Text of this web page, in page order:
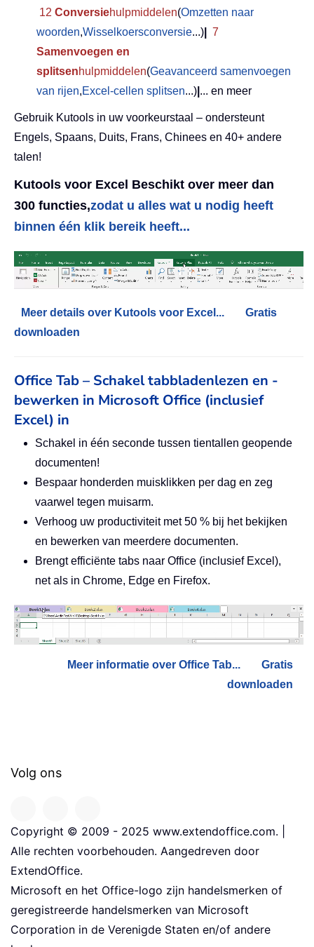
12 Conversiehulpmiddelen(Omzetten naar
woorden,Wisselkoersconversie...)
7
Samenvoegen en
splitsenhulpmiddelen(Geavanceerd samenvoegen
van rijen,Excel-cellen splitsen...) ... en meer
Gebruik Kutools in uw voorkeurstaal – ondersteunt
Engels, Spaans, Duits, Frans, Chinees en 40+ andere
talen!
Kutools voor Excel Beschikt over meer dan
300 functies,zodat u alles wat u nodig heeft
binnen één klik bereik heeft...
Meer details over Kutools voor Excel...
Gratis
downloaden
Office Tab – Schakel tabbladenlezen en -
bewerken in Microsoft Office (inclusief
Excel) in
Schakel in één seconde tussen tientallen geopende
documenten!
Bespaar honderden muisklikken per dag en zeg
vaarwel tegen muisarm.
Verhoog uw productiviteit met 50 % bij het bekijken
en bewerken van meerdere documenten.
Brengt efficiënte tabs naar Office (inclusief Excel),
net als in Chrome, Edge en Firefox.
Meer informatie over Office Tab...
Gratis
downloaden
Volg ons
Copyright © 2009 - 2025 www.extendoffice.com. |
Alle rechten voorbehouden. Aangedreven door
ExtendOffice.
Microsoft en het Office-logo zijn handelsmerken of
geregistreerde handelsmerken van Microsoft
Corporation in de Verenigde Staten en/of andere